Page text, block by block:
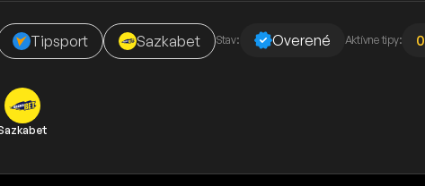
Tipsport Sazkabet Stav: Overené Aktívne tipy: 0